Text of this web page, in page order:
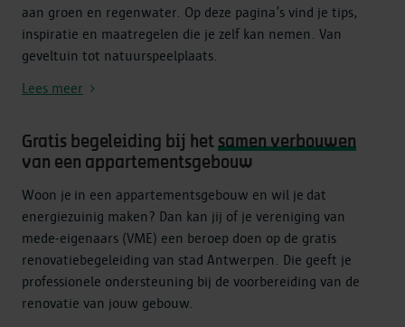
aan groen en regenwater. Op deze pagina’s vind je tips,
inspiratie en maatregelen die je zelf kan nemen. Van
geveltuin tot natuurspeelplaats.
Lees meer
Gratis begeleiding bij het samen verbouwen
van een appartementsgebouw
Woon je in een appartementsgebouw en wil je dat
energiezuinig maken? Dan kan jij of je vereniging van
mede-eigenaars (VME) een beroep doen op de gratis
renovatiebegeleiding van stad Antwerpen. Die geeft je
professionele ondersteuning bij de voorbereiding van de
renovatie van jouw gebouw.